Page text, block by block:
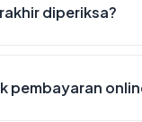
diperiksa?
pembayaran